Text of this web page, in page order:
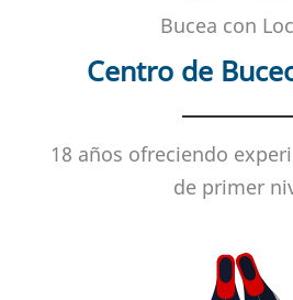
Bucea con
Centro de
18 años ofreciendo
de primer